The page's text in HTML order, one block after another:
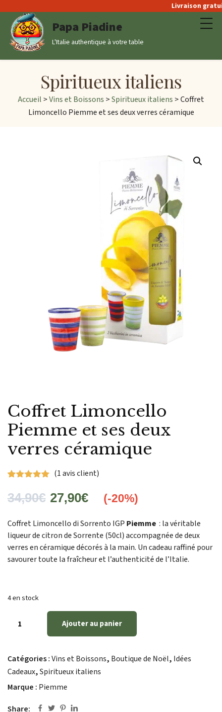
Livraison
Papa Piadine
L'Italie authentique à votre table
Spiritueux italiens
Accueil >Vins et Boissons >Spiritueux italiens > Coffret
Limoncello Piemme et ses deux verres céramique
Coffret Limoncello
Piemme et ses deux
verres céramique
(1avis client)
34,90€ 27,90€ (-20%)
Coffret Limoncello di Sorrento IGP Piemme : la véritable
liqueur de citron de Sorrente (50cl) accompagnée de deux
verres en céramique décorés à la main. Un cadeau raffiné pour
savourer toute la fraîcheur et l’authenticité de l’Italie.
4 en stock
Ajouter au panier
Catégories :Vins et Boissons, Boutique de Noël, Idées
Cadeaux,Spiritueux italiens
Marque : Piemme
Share: